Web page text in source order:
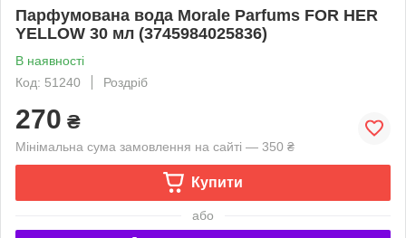
Парфумована вода Morale Parfums FOR HER
YELLOW 30 мл (3745984025836)
В наявності
Код: 51240
Роздріб
270 ₴
Мінімальна сума замовлення на сайті — 350 ₴
Купити
або